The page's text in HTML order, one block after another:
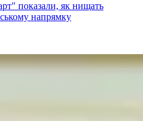
показали, як нищать
напрямку